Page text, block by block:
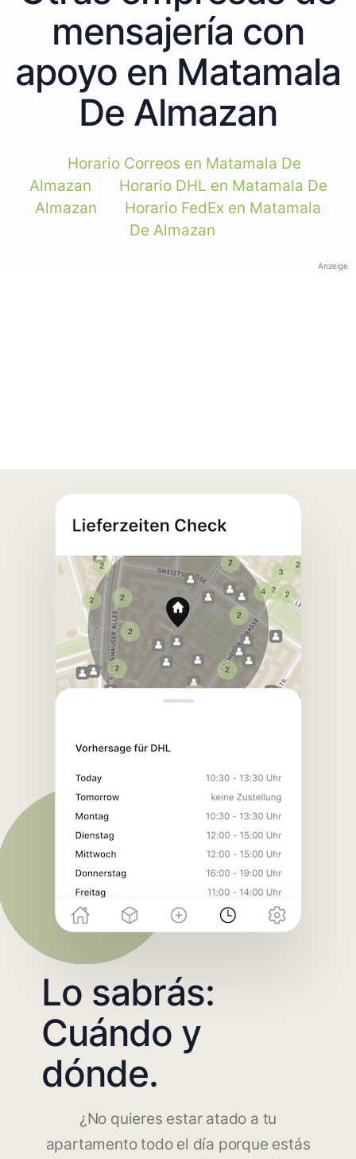
mensajería con
apoyo en Matamala
De Almazan
Horario Correos en Matamala De
Almazan
Horario DHL en Matamala De
Almazan
Horario FedEx en Matamala
De Almazan
Anzeige
Lo sabrás:
Cuándo y
dónde.
¿No quieres estar atado a tu
apartamento todo el día porque estás